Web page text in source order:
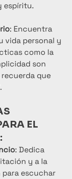
espíritu.
: Encuentra
vida personal y
como la
son
que
EL
: Dedica
y a la
escuchar